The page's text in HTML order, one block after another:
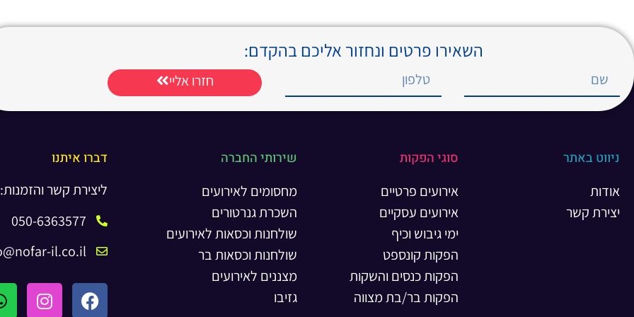
השאירו פרטים ונחזור אליכם בהקדם:
חזרו אליי
ניווט באתר
אודות
יצירת קשר
סוגי הפקות
אירועים פרטיים
אירועים עסקיים
ימי גיבוש וכיף
הפקות קונספט
הפקות כנסים והשקות
הפקות בר/בת מצווה
שירותי החברה
מחסומים לאירועים
השכרת גנרטורים
שולחנות וכסאות לאירועים
שולחנות וכסאות בר
מצננים לאירועים
גזיבו
דברו איתנו
ליצירת קשר והזמנות:
050-6363577
il.co.il